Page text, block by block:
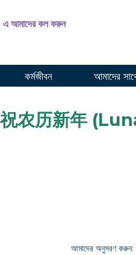
কল করুন
পরিচর্যাকারীদের জন্য
কর্মজীবন আমাদের
农历新年
আমাদের অনুসরণ করুন: